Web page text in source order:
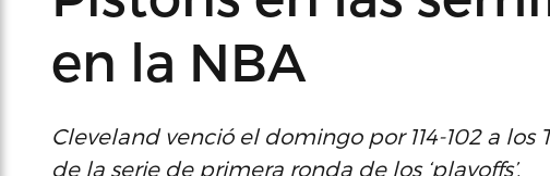
en la NBA
Cleveland venció el domingo por 114-102 a
de la serie de primera ronda de los ‘playoffs’.